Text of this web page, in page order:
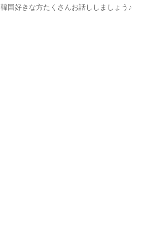
韓国好きな方たくさんお話ししましょう♪